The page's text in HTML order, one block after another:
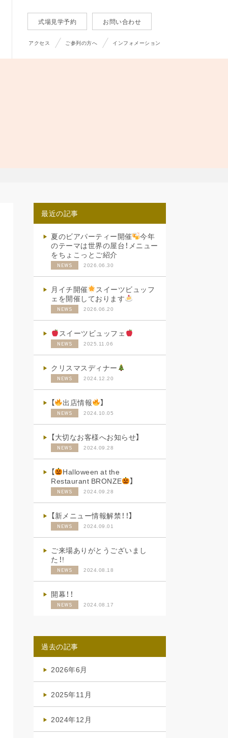
式場見学予約 お問い合わせ
アクセス ご参列の方へ インフォメーション
最近の記事
夏のビアパーティー開催
今年
のテーマは世界の屋台！メニュー
をちょこっとご紹介
NEWS 2026.06.30
月イチ開催
スイーツビュッフ
ェを開催しております
NEWS 2026.06.20
スイーツビュッフェ
NEWS 2025.11.06
クリスマスディナー
NEWS 2024.12.20
【 出店情報 】
NEWS 2024.10.05
【大切なお客様へお知らせ】
NEWS 2024.09.28
【
Halloween at the
Restaurant BRONZE
】
NEWS 2024.09.28
【新メニュー情報解禁！！】
NEWS 2024.09.01
ご来場ありがとうございまし
た！!
NEWS 2024.08.18
開幕！！
NEWS 2024.08.17
過去の記事
2026年6月
2025年11月
2024年12月